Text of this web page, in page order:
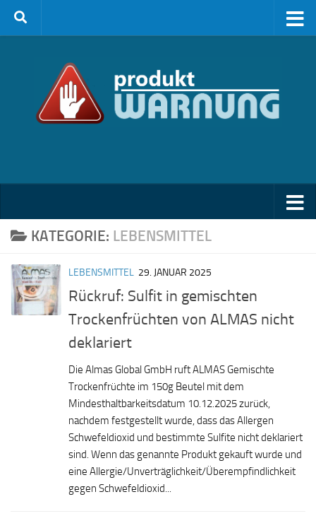
Zum Inhalt springen
KATEGORIE: LEBENSMITTEL
LEBENSMITTEL 29. JANUAR 2025
Rückruf: Sulfit in gemischten
Trockenfrüchten von ALMAS nicht
deklariert
Die Almas Global GmbH ruft ALMAS Gemischte
Trockenfrüchte im 150g Beutel mit dem
Mindesthaltbarkeitsdatum 10.12.2025 zurück,
nachdem festgestellt wurde, dass das Allergen
Schwefeldioxid und bestimmte Sulfite nicht deklariert
sind. Wenn das genannte Produkt gekauft wurde und
eine Allergie/Unverträglichkeit/Überempfindlichkeit
gegen Schwefeldioxid...